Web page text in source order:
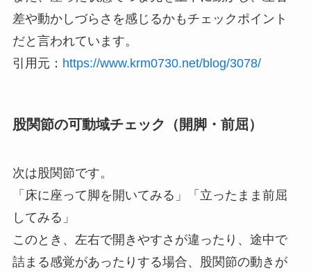
差や動かしづらさを感じるかもチェックポイント
だと言われています。
引用元： https://www.krm0730.net/blog/3078/
股関節の可動域チェック（開脚・前屈）
次は股関節です。
「床に座って脚を開いてみる」「立ったまま前屈
してみる」
このとき、左右で開きやすさが違ったり、途中で
詰まる感覚があったりする場合、股関節の動きが